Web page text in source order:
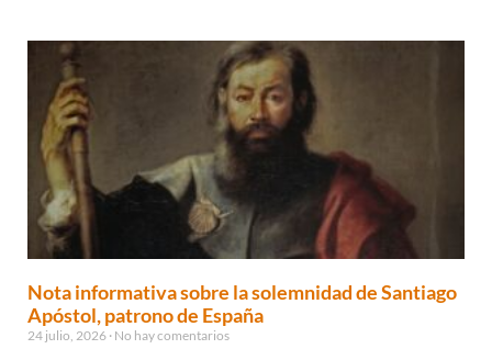
Nota informativa sobre la solemnidad de Santiago
Apóstol, patrono de España
24 julio, 2026 No hay comentarios